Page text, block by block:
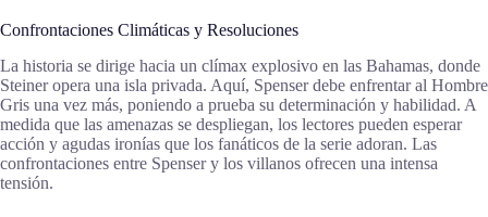
Confrontaciones Climáticas y Resoluciones
La historia se dirige hacia un clímax explosivo en las Bahamas, donde
Steiner opera una isla privada. Aquí, Spenser debe enfrentar al Hombre
Gris una vez más, poniendo a prueba su determinación y habilidad. A
medida que las amenazas se despliegan, los lectores pueden esperar
acción y agudas ironías que los fanáticos de la serie adoran. Las
confrontaciones entre Spenser y los villanos ofrecen una intensa
tensión.